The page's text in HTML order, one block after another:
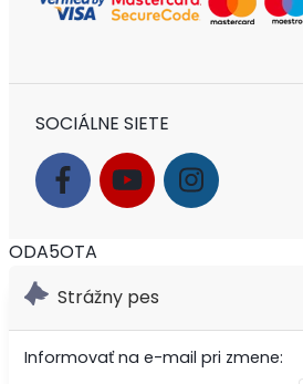
SOCIÁLNE SIETE
ODA5OTA
Strážny pes
Informovať na e-mail pri zmene: